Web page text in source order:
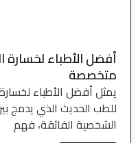
أفضل الأطباء
متخصصة
يمثل أفضل الأطباء
للطب الحديث الذي يدمج
الشخصية الفائقة، فهم